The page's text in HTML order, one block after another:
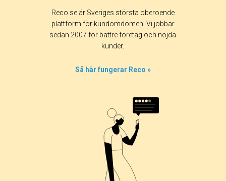
Reco.se är Sveriges största oberoende
plattform för kundomdömen. Vi jobbar
sedan 2007 för bättre företag och nöjda
kunder.
Så här fungerar Reco »